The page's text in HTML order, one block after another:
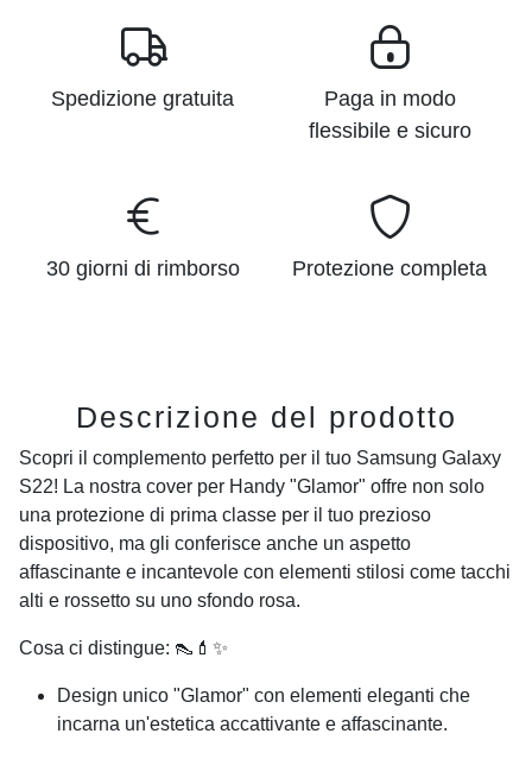
Spedizione gratuita
Paga in modo
flessibile e sicuro
30 giorni di rimborso Protezione completa
Descrizione del prodotto
Scopri il complemento perfetto per il tuo Samsung Galaxy
S22! La nostra cover per Handy "Glamor" offre non solo
una protezione di prima classe per il tuo prezioso
dispositivo, ma gli conferisce anche un aspetto
affascinante e incantevole con elementi stilosi come tacchi
alti e rossetto su uno sfondo rosa.
Cosa ci distingue: 👠💄✨
Design unico "Glamor" con elementi eleganti che
incarna un'estetica accattivante e affascinante.